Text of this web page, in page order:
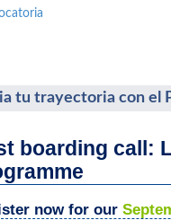
tu trayectoria con el
boarding call:
now for our